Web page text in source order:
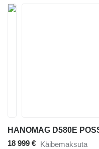
HANOMAG D580E
18 999 € Käibemaksuta